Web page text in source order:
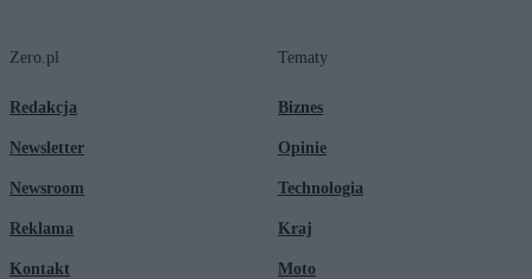
Zero.pl
Redakcja
Newsletter
Newsroom
Reklama
Kontakt
Tematy
Biznes
Opinie
Technologia
Kraj
Moto